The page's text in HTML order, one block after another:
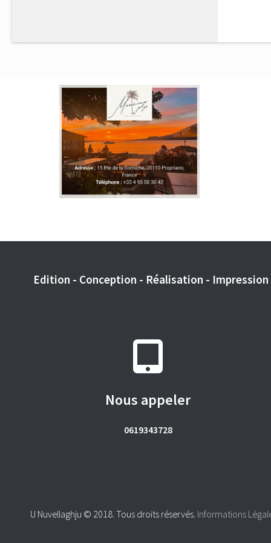
Edition - Conception - Réalisation -
Nous appeler
0619343728
U Nuvellaghju © 2018. Tous droits réservés. Informations